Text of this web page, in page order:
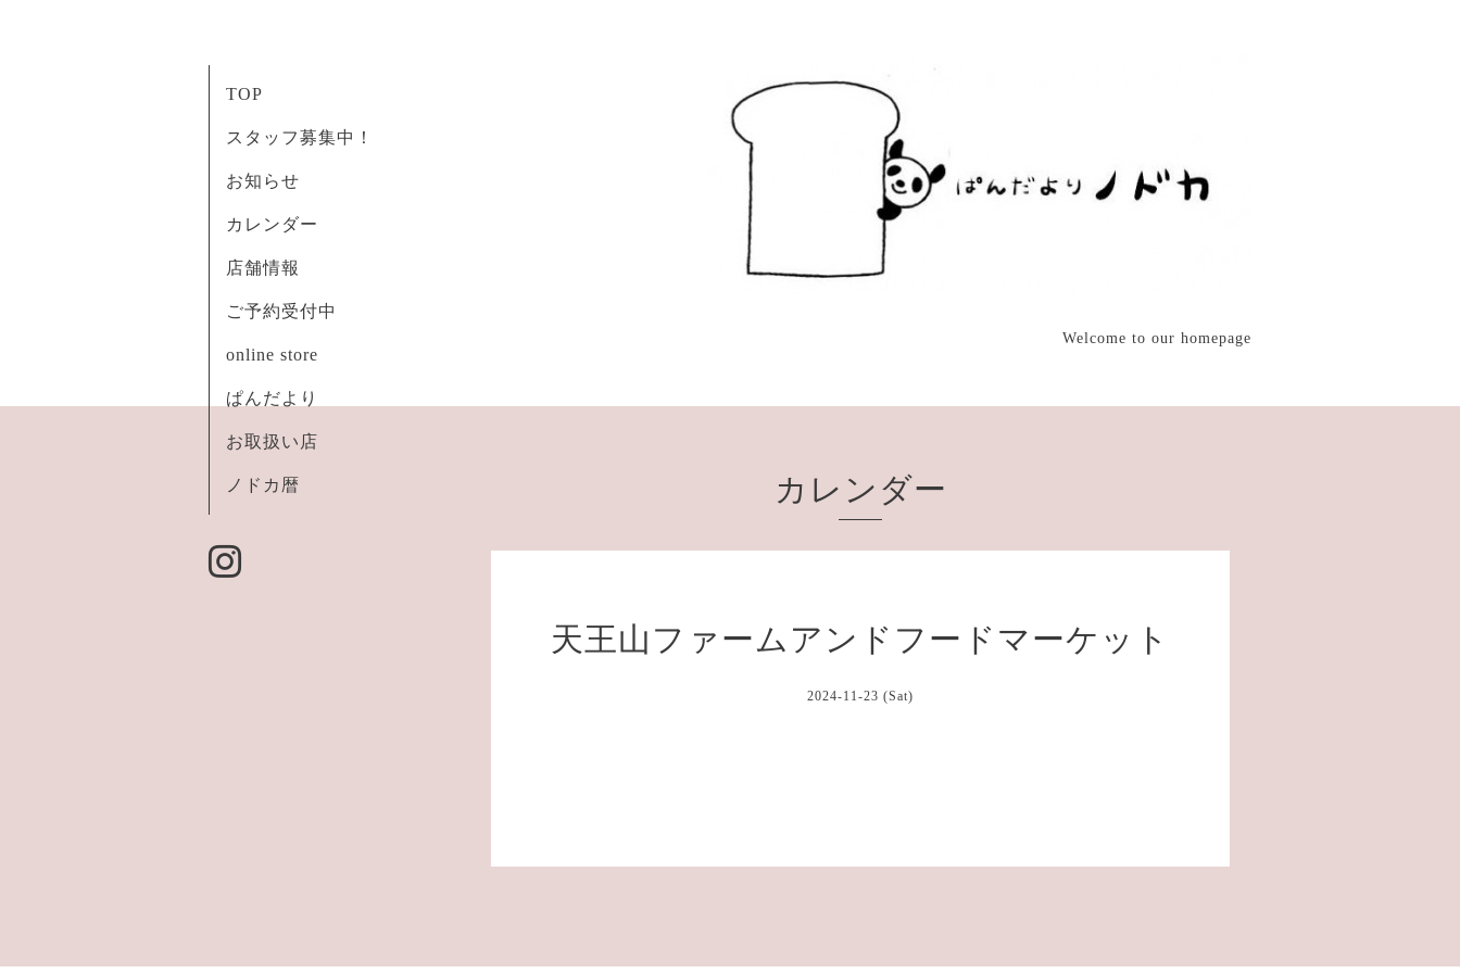
Welcome to our homepage
TOP
スタッフ募集中！
お知らせ
カレンダー
店舗情報
ご予約受付中
online store
ぱんだより
お取扱い店
ノドカ暦 カレンダー
天王山ファームアンドフードマーケット
2024-11-23 (Sat)